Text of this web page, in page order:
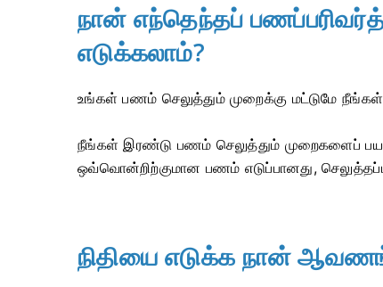
நான் எந்தெந்தப்
எடுக்கலாம்?
உங்கள் பணம் செலுத்தும் முறைக்கு மட்டுமே நீங்கள்
நீங்கள் இரண்டு பணம் செலுத்தும் முறைகளைப்
ஒவ்வொன்றிற்குமான பணம் எடுப்பானது,
நிதியை எடுக்க நான்